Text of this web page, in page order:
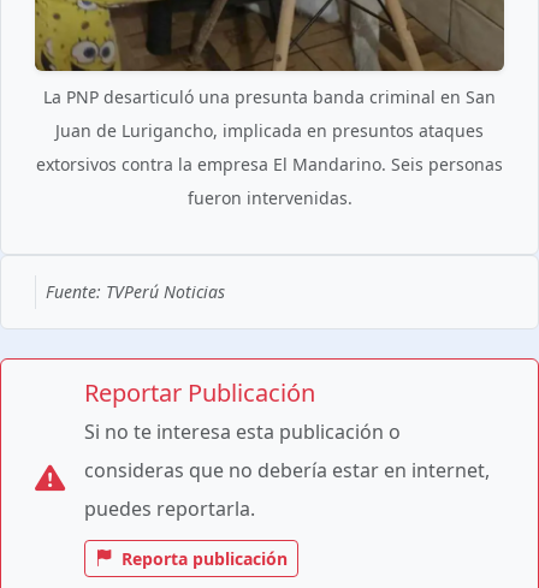
La PNP desarticuló una presunta banda criminal en San
Juan de Lurigancho, implicada en presuntos ataques
extorsivos contra la empresa El Mandarino. Seis personas
fueron intervenidas.
Fuente: TVPerú Noticias
Reportar Publicación
Si no te interesa esta publicación o
consideras que no debería estar en internet,
puedes reportarla.
Reporta publicación